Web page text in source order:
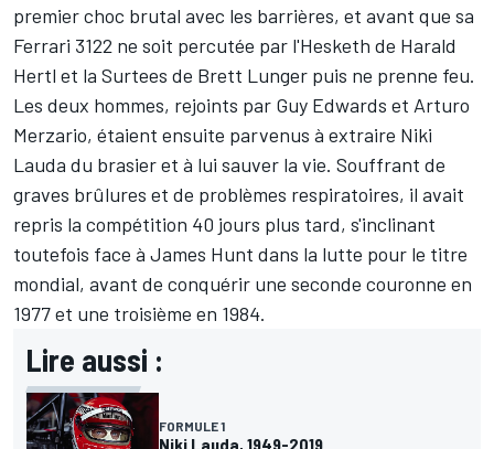
premier choc brutal avec les barrières, et avant que sa
Ferrari 3122 ne soit percutée par l'Hesketh de Harald
Hertl et la Surtees de Brett Lunger puis ne prenne feu.
Les deux hommes, rejoints par Guy Edwards et Arturo
Merzario, étaient ensuite parvenus à extraire Niki
Lauda du brasier et à lui sauver la vie. Souffrant de
graves brûlures et de problèmes respiratoires, il avait
repris la compétition 40 jours plus tard, s'inclinant
toutefois face à James Hunt dans la lutte pour le titre
mondial, avant de conquérir une seconde couronne en
1977 et une troisième en 1984.
Lire aussi :
FORMULE 1
Niki Lauda, 1949-2019